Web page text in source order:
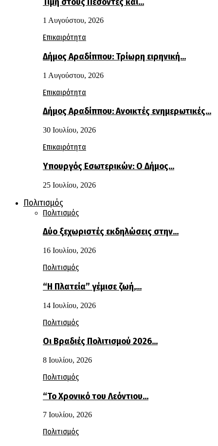
1 Αυγούστου, 2026
Επικαιρότητα
Δήμος Αραδίππου: Τρίωρη ειρηνική…
1 Αυγούστου, 2026
Επικαιρότητα
Δήμος Αραδίππου: Ανοικτές ενημερωτικές…
30 Ιουλίου, 2026
Επικαιρότητα
Υπουργός Εσωτερικών: Ο Δήμος…
25 Ιουλίου, 2026
Πολιτισμός
Πολιτισμός
Δύο ξεχωριστές εκδηλώσεις στην…
16 Ιουλίου, 2026
Πολιτισμός
“Η Πλατεία” γέμισε ζωή,…
14 Ιουλίου, 2026
Πολιτισμός
Οι Βραδιές Πολιτισμού 2026…
8 Ιουλίου, 2026
Πολιτισμός
“Το Χρονικό του Λεόντιου…
7 Ιουλίου, 2026
Πολιτισμός